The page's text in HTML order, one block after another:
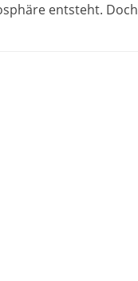
entsteht. Doch